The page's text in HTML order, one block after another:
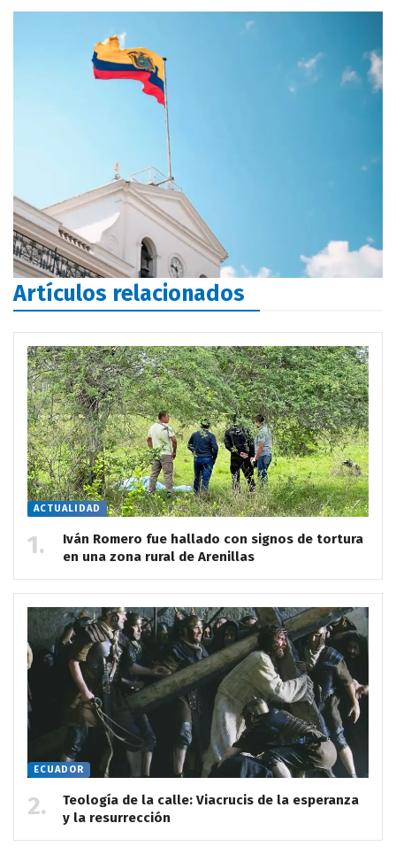
Artículos relacionados
ACTUALIDAD
Iván Romero fue hallado con signos de tortura
en una zona rural de Arenillas
ECUADOR
Teología de la calle: Viacrucis de la esperanza
y la resurrección